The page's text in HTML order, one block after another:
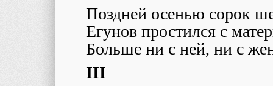
Поздней осенью сорок
Егунов простился с
Больше ни с ней, ни с
III